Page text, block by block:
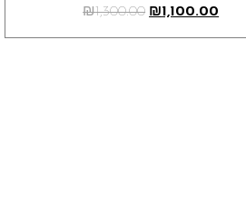
₪1,100.00
₪1,300.00